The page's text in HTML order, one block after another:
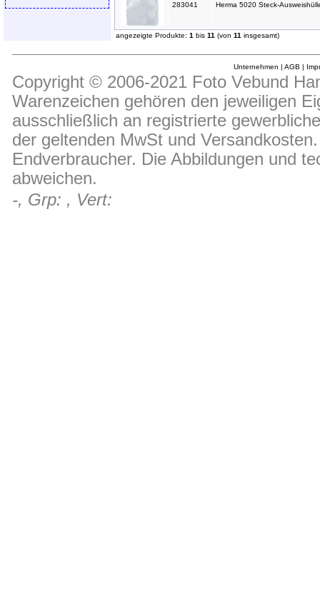
283041 Herma 5020 Steck-
angezeigte Produkte: 1 bis 11 (von 11 insgesamt)
Unternehmen | AGB |
Copyright © 2006-2021 Foto Vebund
Warenzeichen gehören den jeweiligen
ausschließlich an registrierte
der geltenden MwSt und
Endverbraucher. Die Abbildungen und
abweichen.
-, Grp: , Vert: